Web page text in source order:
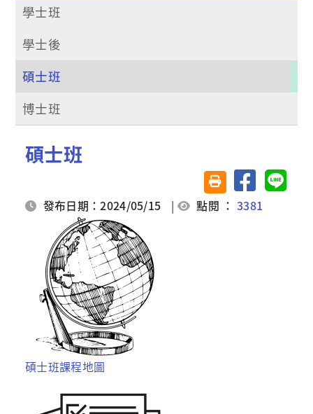
學士班
學士後
碩士班
博士班
碩士班
友善列印(另開視窗)
分享至臉書分享
發布日期：2024/05/15 | 點閱 ：3381
碩士班課程地圖